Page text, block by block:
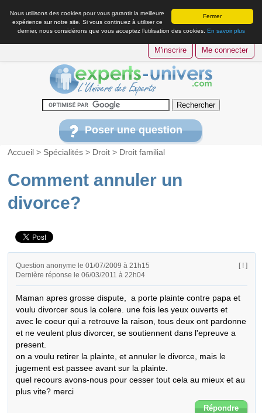
Fermer
Nous utilisons des cookies pour vous garantir la meilleure
expérience sur notre site. Si vous continuez à utiliser ce
dernier, nous considérons que vous acceptez l’utilisation des cookies. En savoir plus
M'inscrire Me connecter
Poser une question
Accueil > Spécialités > Droit > Droit familial
Comment annuler un
divorce?
Question anonyme le 01/07/2009 à 21h15
Dernière réponse le 06/03/2011 à 22h04
[ ! ]
Maman apres grosse dispute,  a porte plainte contre papa et
voulu divorcer sous la colere. une fois les yeux ouverts et
avec le coeur qui a retrouve la raison, tous deux ont pardonne
et ne veulent plus divorcer, se soutiennent dans l'epreuve a
present.
on a voulu retirer la plainte, et annuler le divorce, mais le
jugement est passee avant sur la plainte.
quel recours avons-nous pour cesser tout cela au mieux et au
plus vite? merci
Répondre